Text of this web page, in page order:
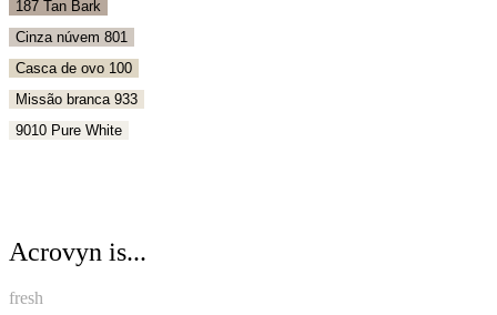
187 Tan Bark
Cinza núvem 801
Casca de ovo 100
Missão branca 933
9010 Pure White
Acrovyn is...
fresh